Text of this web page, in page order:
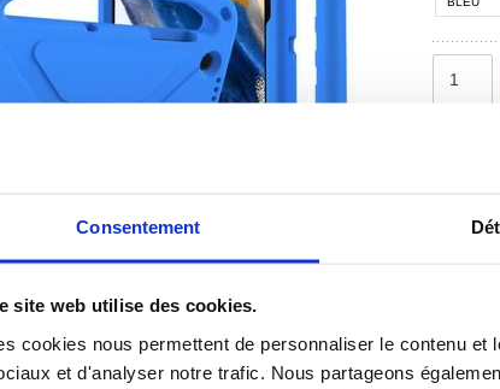
Consentement
site web utilise des cookies.
cookies nous permettent de personnaliser le contenu
et d'analyser notre trafic. Nous partageons
68